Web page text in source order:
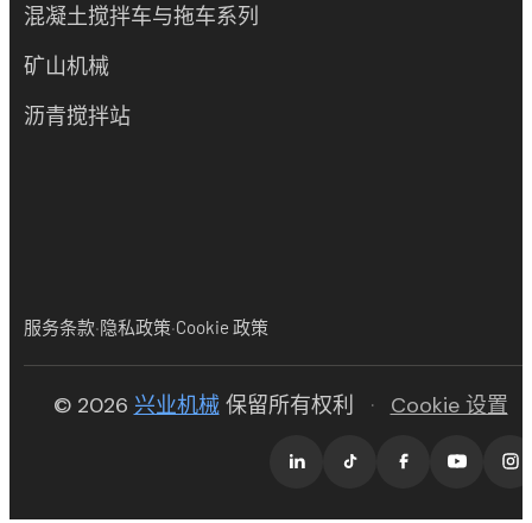
混凝土搅拌车与拖车系列
矿山机械
沥青搅拌站
服务条款·隐私政策·Cookie 政策
© 2026 兴业机械(opens in new tab)
保留所有权利 · Cookie 设置